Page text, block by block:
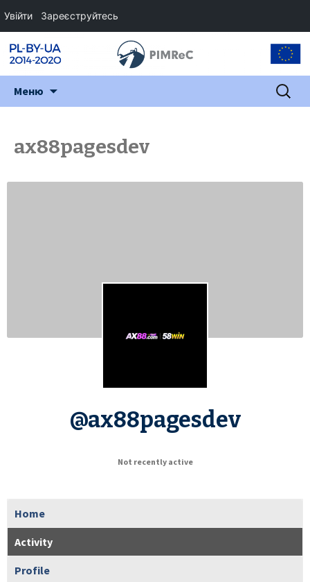
Меню Пошук:
ax88pagesdev
@ax88pagesdev
Not recently active
Home
Activity
Profile
Увійти Зареєструйтесь